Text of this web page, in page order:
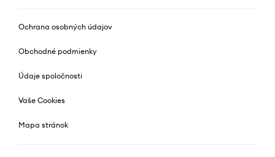
Ochrana osobných údajov
Obchodné podmienky
Údaje spoločnosti
Vaše Cookies
Mapa stránok